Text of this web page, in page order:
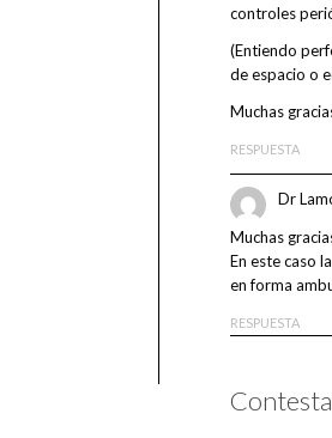
controles
(Entiendo
de espacio o
Muchas
RESPUESTA
Dr
Muchas
En este caso
en forma
RESPUESTA
Contesta